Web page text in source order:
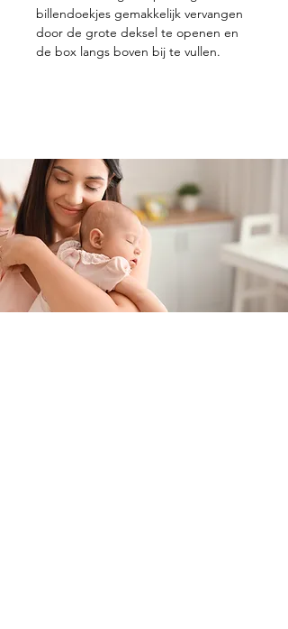
billendoekjes gemakkelijk vervangen
door de grote deksel te openen en
de box langs boven bij te vullen.